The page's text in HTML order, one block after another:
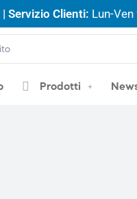
Servizio Clienti: Lun-
Prodotti